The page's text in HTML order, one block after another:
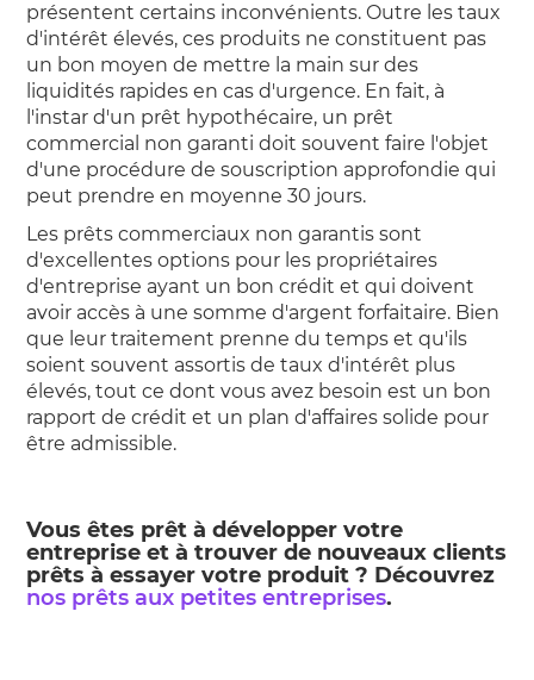
présentent certains inconvénients. Outre les taux
d'intérêt élevés, ces produits ne constituent pas
un bon moyen de mettre la main sur des
liquidités rapides en cas d'urgence. En fait, à
l'instar d'un prêt hypothécaire, un prêt
commercial non garanti doit souvent faire l'objet
d'une procédure de souscription approfondie qui
peut prendre en moyenne 30 jours.
Les prêts commerciaux non garantis sont
d'excellentes options pour les propriétaires
d'entreprise ayant un bon crédit et qui doivent
avoir accès à une somme d'argent forfaitaire. Bien
que leur traitement prenne du temps et qu'ils
soient souvent assortis de taux d'intérêt plus
élevés, tout ce dont vous avez besoin est un bon
rapport de crédit et un plan d'affaires solide pour
être admissible.
Vous êtes prêt à développer votre
entreprise et à trouver de nouveaux clients
prêts à essayer votre produit ? Découvrez
nos prêts aux petites entreprises.